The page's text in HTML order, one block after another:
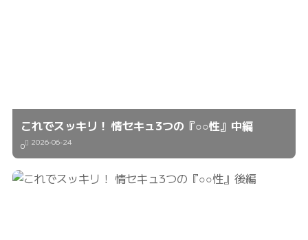
これでスッキリ！ 情セキュ3つの『○○性』中編
0 2026-06-24